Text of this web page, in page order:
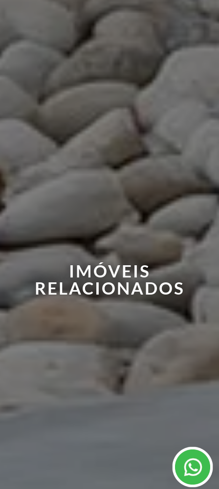
IMÓVEIS
RELACIONADOS